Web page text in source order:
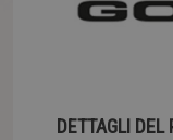
DETTAGLI DEL